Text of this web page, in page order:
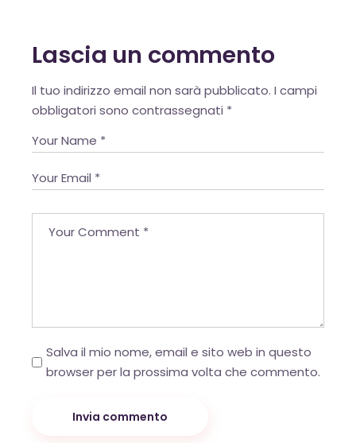
Cookies Policy
Lascia un commento
Il tuo indirizzo email non sarà pubblicato. I campi
obbligatori sono contrassegnati *
Salva il mio nome, email e sito web in questo
browser per la prossima volta che commento.
Invia commento